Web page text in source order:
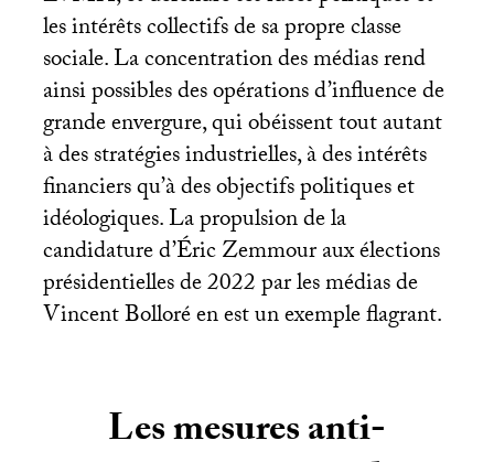
les intérêts collectifs de sa propre classe
sociale. La concentration des médias rend
ainsi possibles des opérations d’influence de
grande envergure, qui obéissent tout autant
à des stratégies industrielles, à des intérêts
financiers qu’à des objectifs politiques et
idéologiques. La propulsion de la
candidature d’Éric Zemmour aux élections
présidentielles de 2022 par les médias de
Vincent Bolloré en est un exemple flagrant.
Les mesures anti-